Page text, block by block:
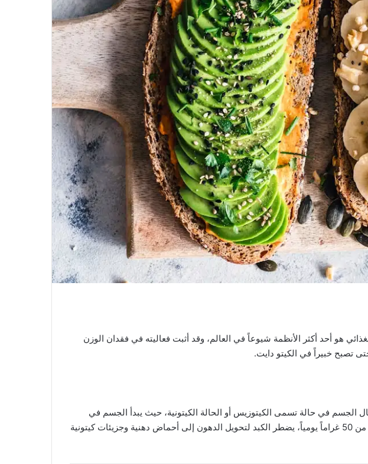
هو أحد أكثر الأنظمة شيوعاً في العالم، وقد أثبت فعاليته في فقدان الوزن
تصبح خبيراً في الكيتو دايت.
الجسم في حالة تسمى الكيتوزيس أو الحالة الكيتونية، حيث يبدأ الجسم في
حرق الدهون بدلاً من الكربوهيدرات كمصدر رئيسي للطاقة. عندما تقلل تناول الكربوهيدرات إلى أقل من 50 غراماً يومياً، يضطر الكبد لتحويل الدهون إلى أحماض دهنية وجزيئات كيتونية